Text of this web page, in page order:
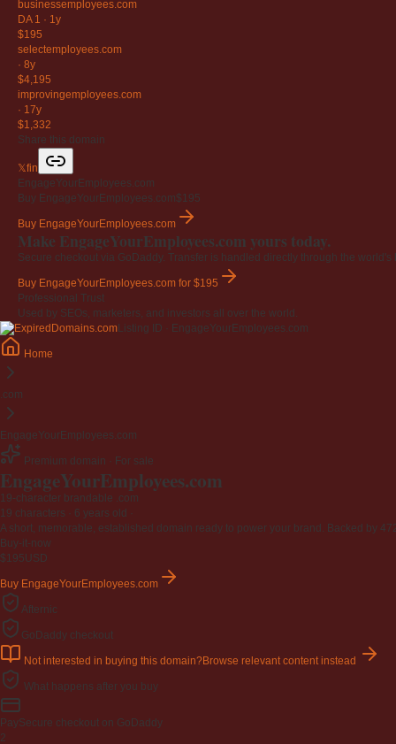
businessemployees.com
DA 1 · 1y
$195
selectemployees.com
· 8y
$4,195
improvingemployees.com
· 17y
$1,332
Share this domain
𝕏fin
EngageYourEmployees.com
Buy EngageYourEmployees.com$195
Buy EngageYourEmployees.com
Make EngageYourEmployees.com yours today.
Secure checkout via GoDaddy. Transfer is handled directly through the world's
Buy EngageYourEmployees.com for $195
Professional Trust
Used by SEOs, marketers, and investors all over the world.
Listing ID · EngageYourEmployees.com
Home
.com
EngageYourEmployees.com
Premium domain · For sale
EngageYourEmployees.com
19-character brandable .com
19 characters · 6 years old
A short, memorable, established domain ready to power your brand. Backed by
Buy-it-now
$195USD
Buy EngageYourEmployees.com
Afternic
GoDaddy checkout
Not interested in buying this domain?Browse relevant content instead
What happens after you buy
PaySecure checkout on GoDaddy
2